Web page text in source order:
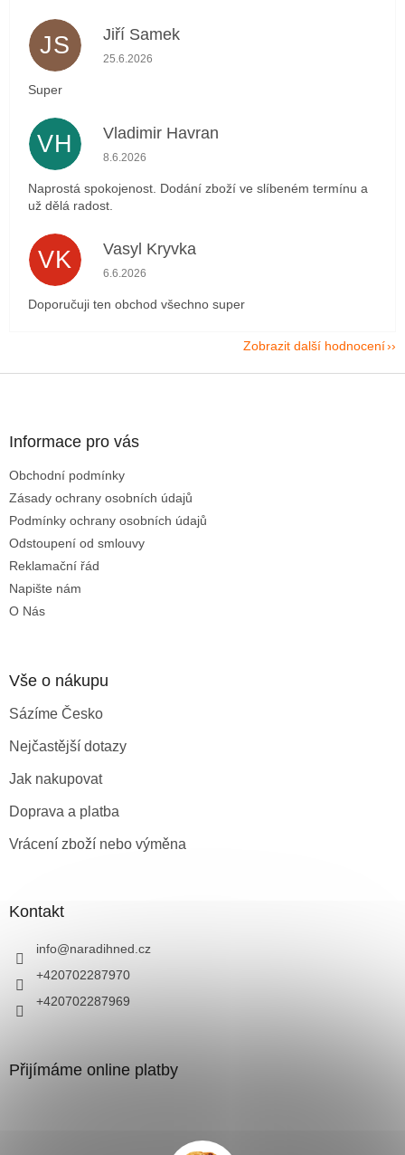
JS Jiří Samek
Hodnocení obchodu je 5 z 5 hvězdiček.
25.6.2026
Super
VH Vladimir Havran
Hodnocení obchodu je 5 z 5 hvězdiček.
8.6.2026
Naprostá spokojenost. Dodání zboží ve slíbeném termínu a
už dělá radost.
VK Vasyl Kryvka
Hodnocení obchodu je 5 z 5 hvězdiček.
6.6.2026
Doporučuji ten obchod všechno super
Zobrazit další hodnocení
Informace pro vás
Obchodní podmínky
Zásady ochrany osobních údajů
Podmínky ochrany osobních údajů
Odstoupení od smlouvy
Reklamační řád
Napište nám
O Nás
Vše o nákupu
Sázíme Česko
Nejčastější dotazy
Jak nakupovat
Doprava a platba
Vrácení zboží nebo výměna
Kontakt
info@naradihned.cz
+420702287970
+420702287969
Přijímáme online platby